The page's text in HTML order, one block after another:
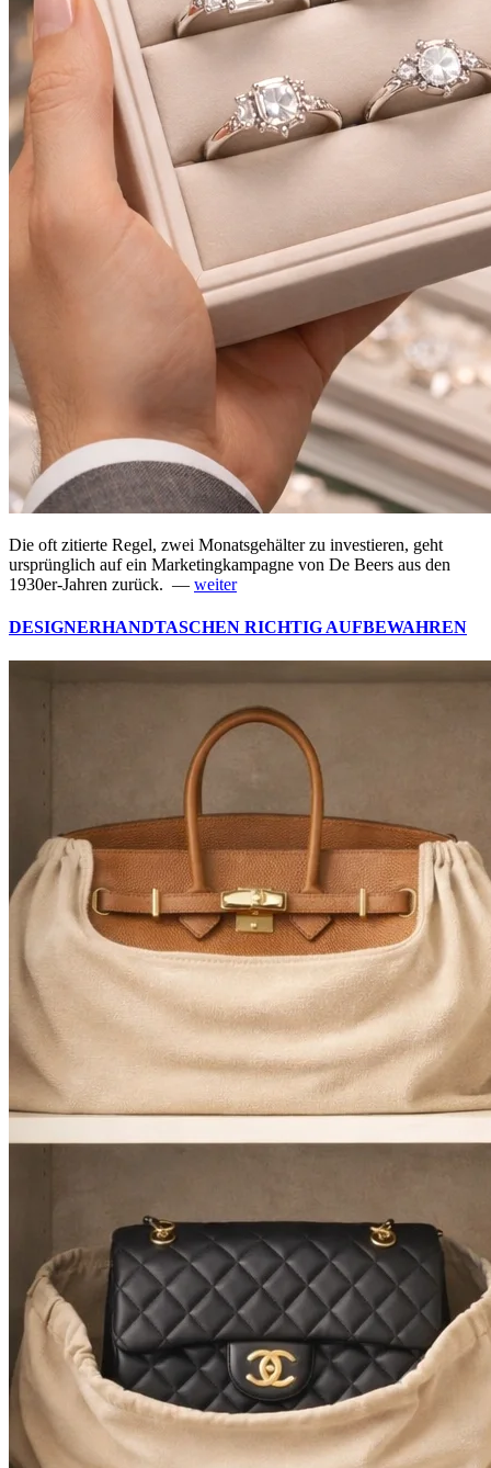
Die oft zitierte Regel, zwei Monatsgehälter zu investieren, geht
ursprünglich auf ein Marketingkampagne von De Beers aus den
1930er-Jahren zurück. — weiter
DESIGNERHANDTASCHEN RICHTIG AUFBEWAHREN